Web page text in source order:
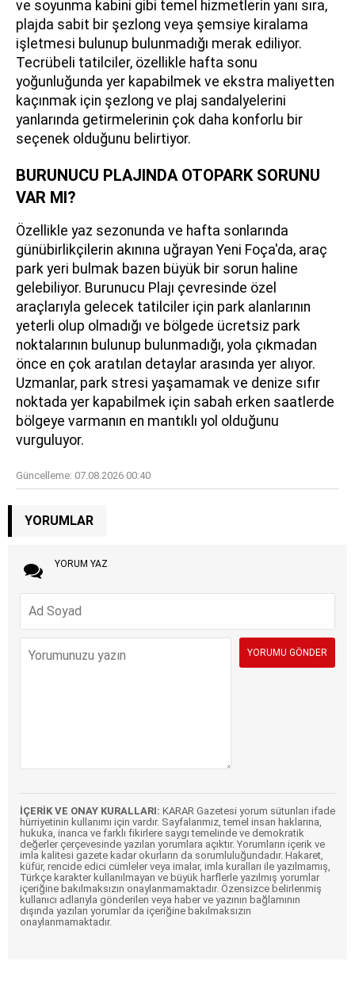
ve soyunma kabini gibi temel hizmetlerin yanı sıra,
plajda sabit bir şezlong veya şemsiye kiralama
işletmesi bulunup bulunmadığı merak ediliyor.
Tecrübeli tatilciler, özellikle hafta sonu
yoğunluğunda yer kapabilmek ve ekstra maliyetten
kaçınmak için şezlong ve plaj sandalyelerini
yanlarında getirmelerinin çok daha konforlu bir
seçenek olduğunu belirtiyor.
BURUNUCU PLAJINDA OTOPARK SORUNU
VAR MI?
Özellikle yaz sezonunda ve hafta sonlarında
günübirlikçilerin akınına uğrayan Yeni Foça'da, araç
park yeri bulmak bazen büyük bir sorun haline
gelebiliyor. Burunucu Plajı çevresinde özel
araçlarıyla gelecek tatilciler için park alanlarının
yeterli olup olmadığı ve bölgede ücretsiz park
noktalarının bulunup bulunmadığı, yola çıkmadan
önce en çok aratılan detaylar arasında yer alıyor.
Uzmanlar, park stresi yaşamamak ve denize sıfır
noktada yer kapabilmek için sabah erken saatlerde
bölgeye varmanın en mantıklı yol olduğunu
vurguluyor.
Güncelleme: 07.08.2026 00:40
YORUMLAR
YORUM YAZ
İÇERİK VE ONAY KURALLARI: KARAR Gazetesi yorum sütunları ifade
hürriyetinin kullanımı için vardır. Sayfalarımız, temel insan haklarına,
hukuka, inanca ve farklı fikirlere saygı temelinde ve demokratik
değerler çerçevesinde yazılan yorumlara açıktır. Yorumların içerik ve
imla kalitesi gazete kadar okurların da sorumluluğundadır. Hakaret,
küfür, rencide edici cümleler veya imalar, imla kuralları ile yazılmamış,
Türkçe karakter kullanılmayan ve büyük harflerle yazılmış yorumlar
içeriğine bakılmaksızın onaylanmamaktadır. Özensizce belirlenmiş
kullanıcı adlarıyla gönderilen veya haber ve yazının bağlamının
dışında yazılan yorumlar da içeriğine bakılmaksızın
onaylanmamaktadır.